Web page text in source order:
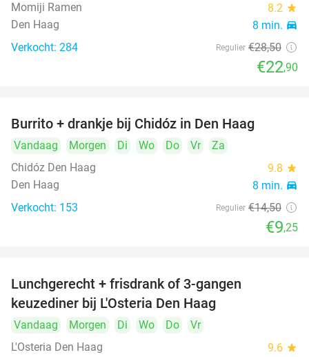
Momiji Ramen
8.2 star
Den Haag 8 min. directions_car
Verkocht: 284 Regulier €28,50
€22,90
Burrito + drankje bij Chidóz in Den Haag
Vandaag Morgen Di Wo Do Vr
Za
Chidóz Den Haag
9.8 star
Den Haag 8 min. directions_car
Verkocht: 153 Regulier €14,50
€9,25
Lunchgerecht + frisdrank of 3-gangen
keuzediner bij L'Osteria Den Haag
Vandaag Morgen Di Wo Do
Vr
L'Osteria Den Haag
9.6 star